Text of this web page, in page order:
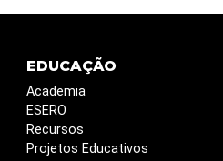
EDUCAÇÃO
Academia
ESERO
Recursos
Projetos Educativos